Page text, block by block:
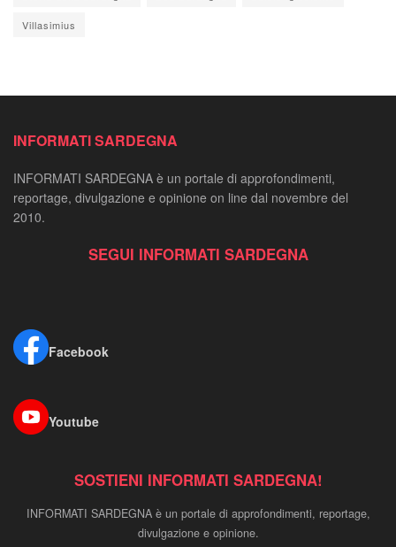
Villasimius
INFORMATI SARDEGNA
INFORMATI SARDEGNA è un portale di approfondimenti,
reportage, divulgazione e opinione on line dal novembre del
2010.
SEGUI INFORMATI SARDEGNA
Facebook
Youtube
SOSTIENI INFORMATI SARDEGNA!
INFORMATI SARDEGNA è un portale di approfondimenti, reportage,
divulgazione e opinione.